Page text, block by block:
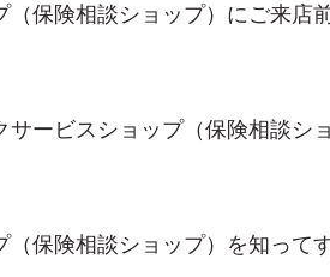
保険相談ショップ）にご来店
ービスショップ（保険相談シ
（保険相談ショップ）を知っ